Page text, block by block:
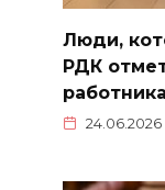
Люди,
РДК
работника
24.06.2026